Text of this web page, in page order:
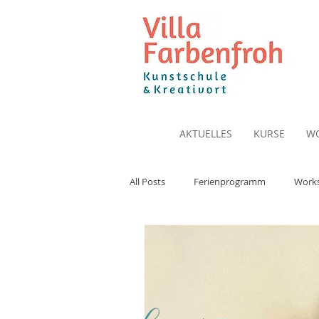
All Posts Ferienprogramm
AKTUELLES KURSE